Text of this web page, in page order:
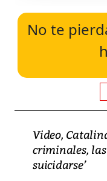
No te
Video,
criminales, las
suicidarse’